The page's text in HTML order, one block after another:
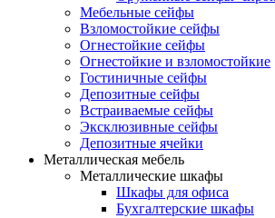
Мебельные сейфы
Взломостойкие сейфы
Огнестойкие сейфы
Огнестойкие и взломостойкие
Гостиничные сейфы
Депозитные сейфы
Встраиваемые сейфы
Эксклюзивные сейфы
Депозитные ячейки
Металлическая мебель
Металлические шкафы
Шкафы для офиса
Бухгалтерские шкафы